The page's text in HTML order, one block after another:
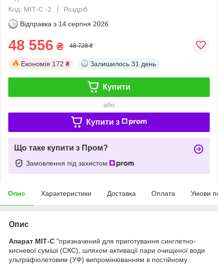
Код: МІТ-С -2
Роздріб
Відправка з 14 серпня 2026
48 556 ₴ 48 728 ₴
Економія 172 ₴ Залишилось 31 день
Купити
або
Купити з
Що таке купити з Пром?
Замовлення під захистом
Опис Характеристики Доставка Оплата Умови
Опис
Апарат МІТ-С "призначений для приготування синглетно-
кисневої суміші (СКС), шляхом активації пари очищеної води
ультрафіолетовим (УФ) випромінюванням в постійному